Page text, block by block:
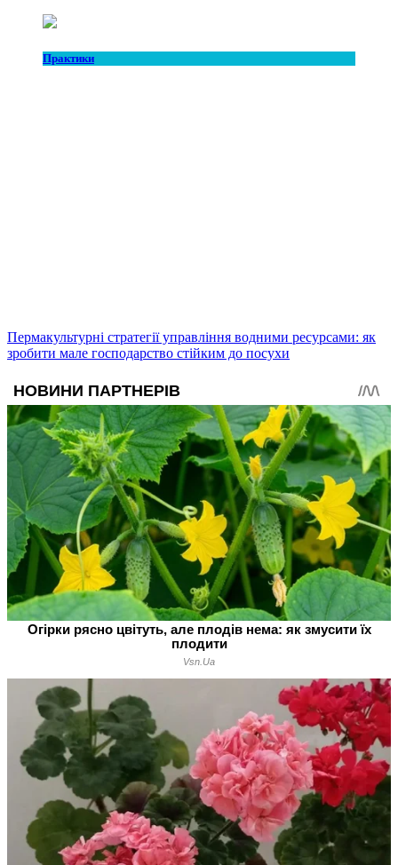
Практики
Пермакультурні стратегії управління водними ресурсами: як
зробити мале господарство стійким до посухи